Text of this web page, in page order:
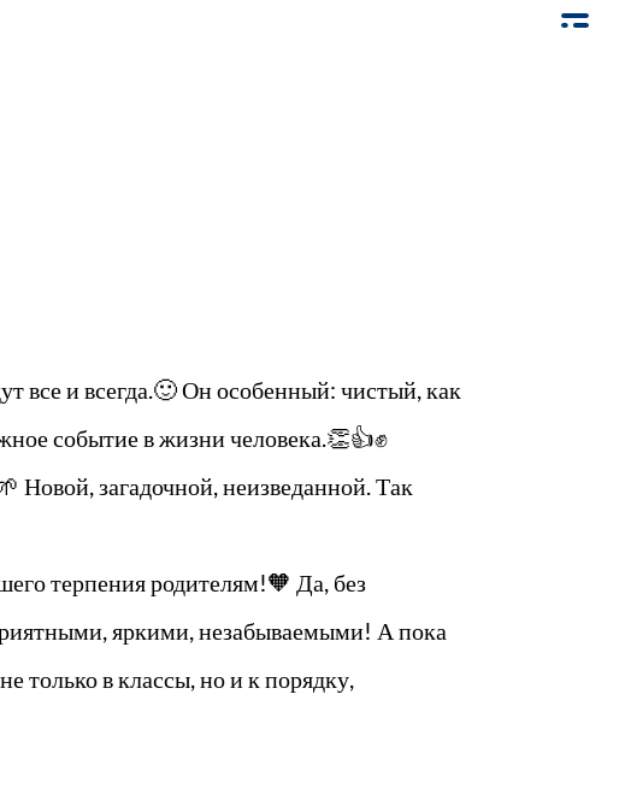
все и всегда.🙂 Он особенный: чистый, как
событие в жизни человека.👏👍✊
Новой, загадочной, неизведанной. Так
терпения родителям!🧡 Да, без
яркими, незабываемыми! А пока
только в классы, но и к порядку,